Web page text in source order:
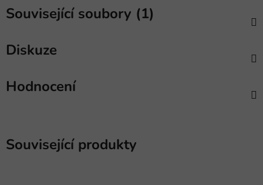
Související soubory (1)
Diskuze
Hodnocení
Související produkty